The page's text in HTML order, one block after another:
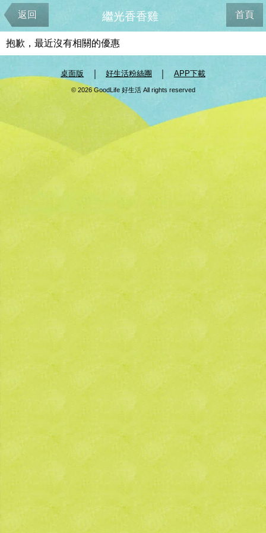
返回 首頁
繼光香香雞
抱歉，最近沒有相關的優惠
桌面版 好生活粉絲團 APP下載
© 2026 GoodLife 好生活 All rights reserved